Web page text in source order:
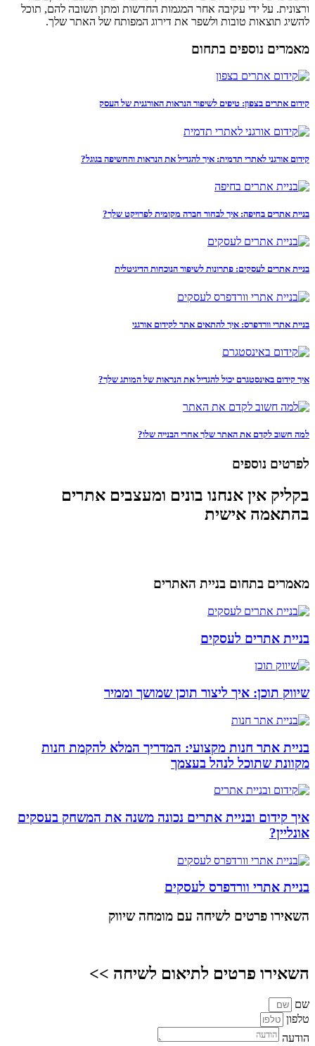
ורצונית. על ידי עקיבה אחר המגמות החדשות ומתן תשובה להם, תוכל
להשיג תוצאות טובות ולשפר את דירוג המפותח של האתר שלך.
מאמרים נוספים בתחום
קידום אתרים בצפון: טיפים לשיפור הנראות האורגנית של העסק
קידום אורגני לאתרי תדמית: איך להגדיל את הנראות והחשיפה בגוגל?
בניית אתרים בחיפה: איך לבחור חברה מקומית לפרויקט שלך?
בניית אתרים לעסקים: פתרונות לשיפור הנוכחות הדיגיטלית
בניית אתרי וורדפרס: איך להתאים אתר לקידום אורגני
איך קידום באינסטגרם יכול להגדיל את הנראות של המותג שלך?
למה חשוב לקדם את האתר שלך אחרי הבנייה שלו?
לפרטים נוספים
בקליק אין אנחנו בונים ומעצבים אתרים
בהתאמה אישית
מאמרים בתחום בניית האתרים
בניית אתרים לעסקים
שיווק תוכן: איך ליצור תוכן שמושך וממיר
בניית אתר חנות מקצועי: המדריך המלא להקמת חנות
מקוונת שתוכל לנהל בעצמך
איך קידום ובניית אתרים נכונה משנה את המשחק בעסקים
אונליין?
בניית אתרי וורדפרס לעסקים
השאירו פרטים לשיחה עם מומחה שיווק
השאירו פרטים לתיאום לשיחה >>
שם
טלפון
הודעה